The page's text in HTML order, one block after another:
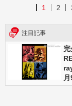
1 2
注目記事